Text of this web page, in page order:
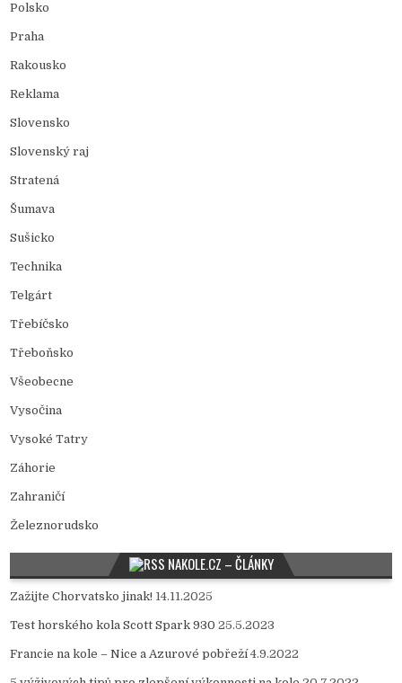
Polsko
Praha
Rakousko
Reklama
Slovensko
Slovenský raj
Stratená
Šumava
Sušicko
Technika
Telgárt
Třebíčsko
Třeboňsko
Všeobecne
Vysočina
Vysoké Tatry
Záhorie
Zahraničí
Železnorudsko
NAKOLE.CZ – ČLÁNKY
Zažijte Chorvatsko jinak! 14.11.2025
Test horského kola Scott Spark 930 25.5.2023
Francie na kole – Nice a Azurové pobřeží 4.9.2022